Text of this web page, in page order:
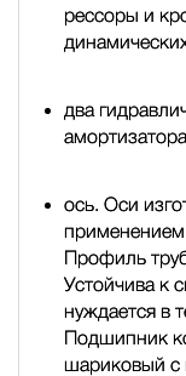
рессоры и
два
ось. Оси
применением
Профиль
Устойчива к
нуждается в
Подшипник
шариковый с